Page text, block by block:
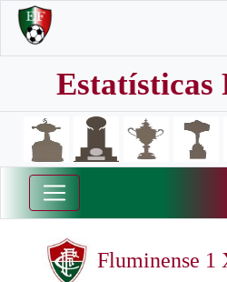
Estatísticas
Fluminense 1